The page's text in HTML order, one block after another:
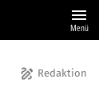
menu
Menü
draw Redaktion